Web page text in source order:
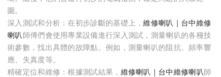
圍。
深入測試和分析：在初步診斷的基礎上，維修喇叭｜台中維修
喇叭師傅們會使用專業設備進行深入測試，測量喇叭的各種技
術參數，找出具體的故障點。例如，測量喇叭的阻抗、頻率響
應、失真度等。
精確定位和維修：根據測試結果， 維修喇叭｜台中維修喇叭師